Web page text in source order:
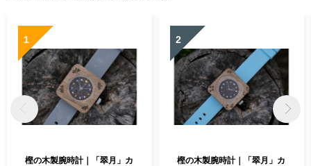
1
樫の木製腕時計｜「翠月」カ
2
樫の木製腕時計｜「翠月」カ